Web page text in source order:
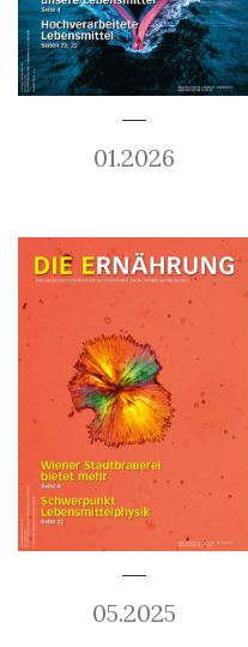
01.2026
05.2025